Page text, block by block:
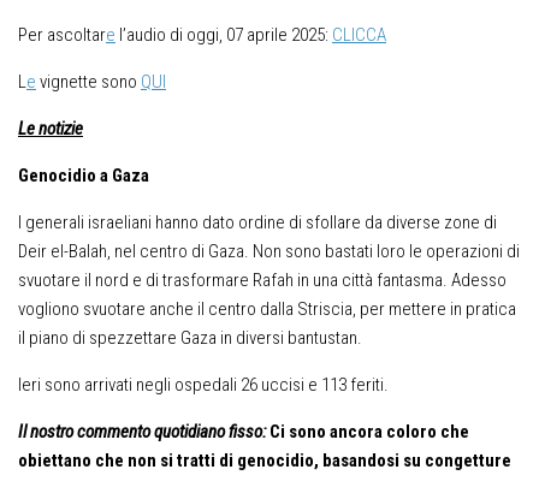
Per ascoltare l’audio di oggi, 07 aprile 2025: CLICCA
Le vignette sono QUI
Le notizie
Genocidio a Gaza
I generali israeliani hanno dato ordine di sfollare da diverse zone di
Deir el-Balah, nel centro di Gaza. Non sono bastati loro le operazioni di
svuotare il nord e di trasformare Rafah in una città fantasma. Adesso
vogliono svuotare anche il centro dalla Striscia, per mettere in pratica
il piano di spezzettare Gaza in diversi bantustan.
Ieri sono arrivati negli ospedali 26 uccisi e 113 feriti.
Il nostro commento quotidiano fisso:Ci sono ancora coloro che
obiettano che non si tratti di genocidio, basandosi su congetture